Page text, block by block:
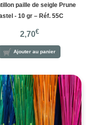
paille de seigle Prune
- 10 gr – Réf. 55C
2,70€
Ajouter au panier